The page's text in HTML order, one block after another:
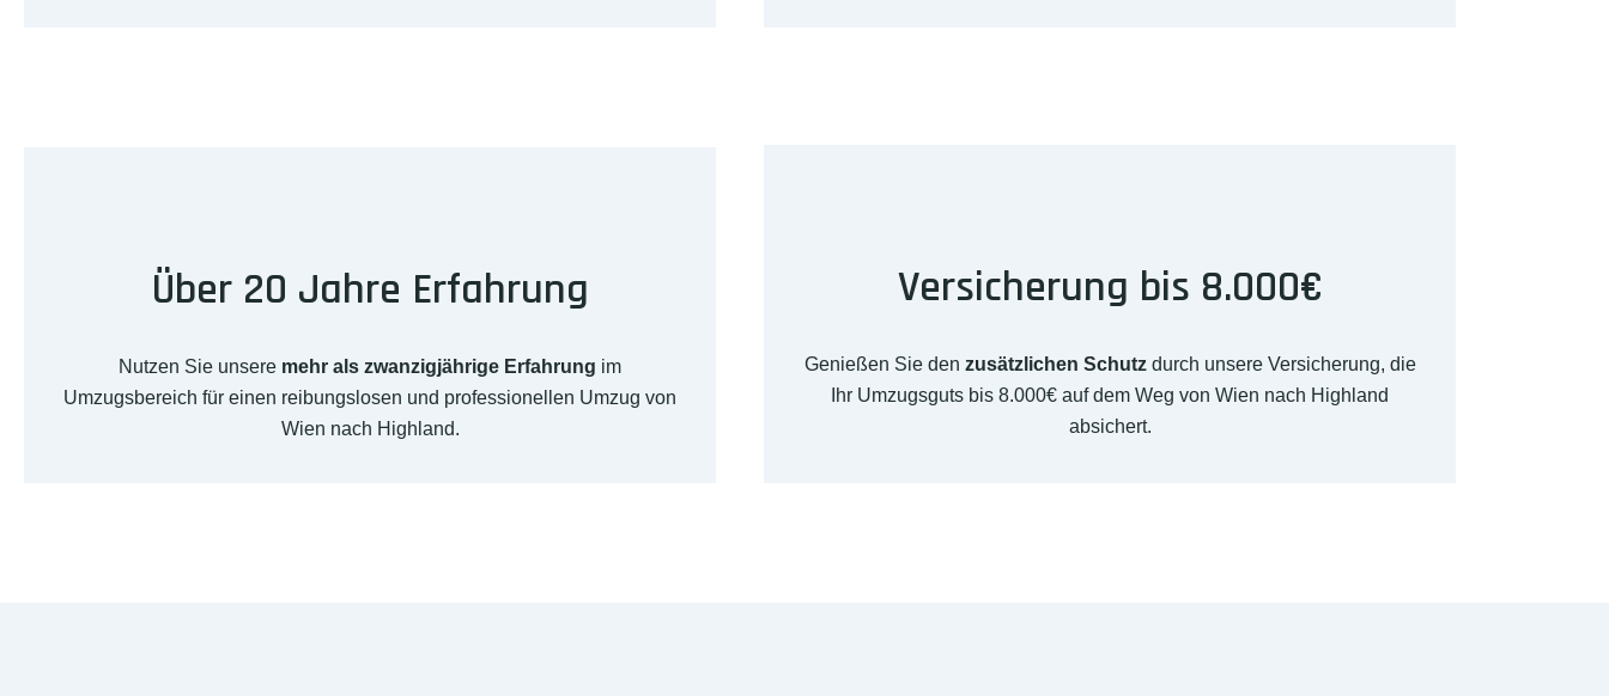
Über 20 Jahre Erfahrung
Nutzen Sie unsere mehr als zwanzigjährige Erfahrung im
Umzugsbereich für einen reibungslosen und professionellen Umzug von
Wien nach Highland.
Versicherung bis 8.000€
Genießen Sie den zusätzlichen Schutzdurch unsere Versicherung, die
Ihr Umzugsguts bis 8.000€ auf dem Weg von Wien nach Highland
absichert.